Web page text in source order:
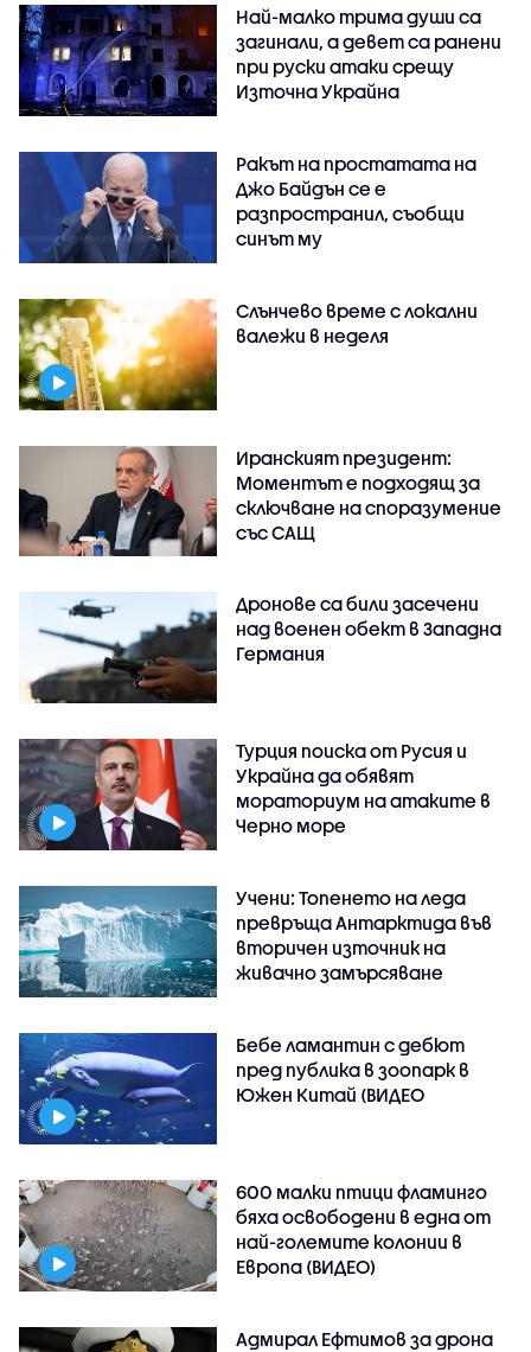
Най-малко трима души са
загинали, а девет са ранени
при руски атаки срещу
Източна Украйна
Ракът на простатата на
Джо Байдън се е
разпространил, съобщи
синът му
Слънчево време с локални
валежи в неделя
Иранският президент:
Моментът е подходящ за
сключване на споразумение
със САЩ
Дронове са били засечени
над военен обект в Западна
Германия
Турция поиска от Русия и
Украйна да обявят
мораториум на атаките в
Черно море
Учени: Топенето на леда
превръща Антарктида във
вторичен източник на
живачно замърсяване
Бебе ламантин с дебют
пред публика в зоопарк в
Южен Китай (ВИДЕО
600 малки птици фламинго
бяха освободени в една от
най-големите колонии в
Европа (ВИДЕО)
Адмирал Ефтимов за дрона